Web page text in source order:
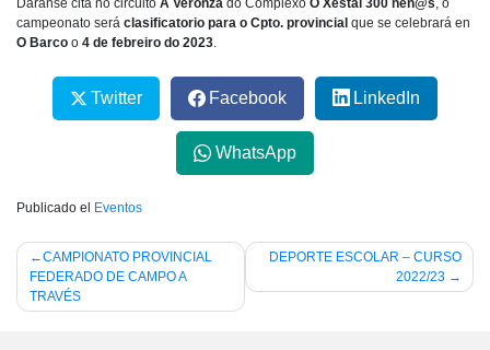
campeonato será clasificatorio para o Cpto. provincial que se celebrará en
O Barco o 4 de febreiro do 2023
Twitter Facebook LinkedIn
WhatsApp
Publicado el Eventos
Navegación
de
entradas
CAMPIONATO PROVINCIAL
FEDERADO DE CAMPO A
TRAVÉS
DEPORTE ESCOLAR – CURSO
2022/23